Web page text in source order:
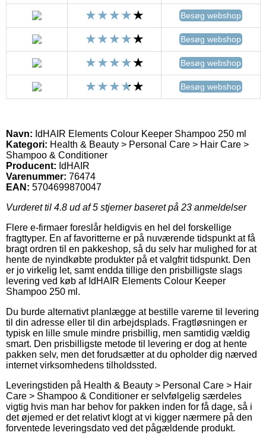
Besøg webshop
Besøg webshop
Besøg webshop
Besøg webshop
Navn: IdHAIR Elements Colour Keeper Shampoo 250 ml
Kategori: Health & Beauty > Personal Care > Hair Care >
Shampoo & Conditioner
Producent: IdHAIR
Varenummer: 76474
EAN: 5704699870047
Vurderet til 4.8 ud af 5 stjerner baseret på 23 anmeldelser
Flere e-firmaer foreslår heldigvis en hel del forskellige
fragttyper. En af favoritterne er på nuværende tidspunkt at få
bragt ordren til en pakkeshop, så du selv har mulighed for at
hente de nyindkøbte produkter på et valgfrit tidspunkt. Den
er jo virkelig let, samt endda tillige den prisbilligste slags
levering ved køb af IdHAIR Elements Colour Keeper
Shampoo 250 ml.
Du burde alternativt planlægge at bestille varerne til levering
til din adresse eller til din arbejdsplads. Fragtløsningen er
typisk en lille smule mindre prisbillig, men samtidig vældig
smart. Den prisbilligste metode til levering er dog at hente
pakken selv, men det forudsætter at du opholder dig nærved
internet virksomhedens tilholdssted.
Leveringstiden på Health & Beauty > Personal Care > Hair
Care > Shampoo & Conditioner er selvfølgelig særdeles
vigtig hvis man har behov for pakken inden for få dage, så i
det øjemed er det relativt klogt at vi kigger nærmere på den
forventede leveringsdato ved det pågældende produkt.